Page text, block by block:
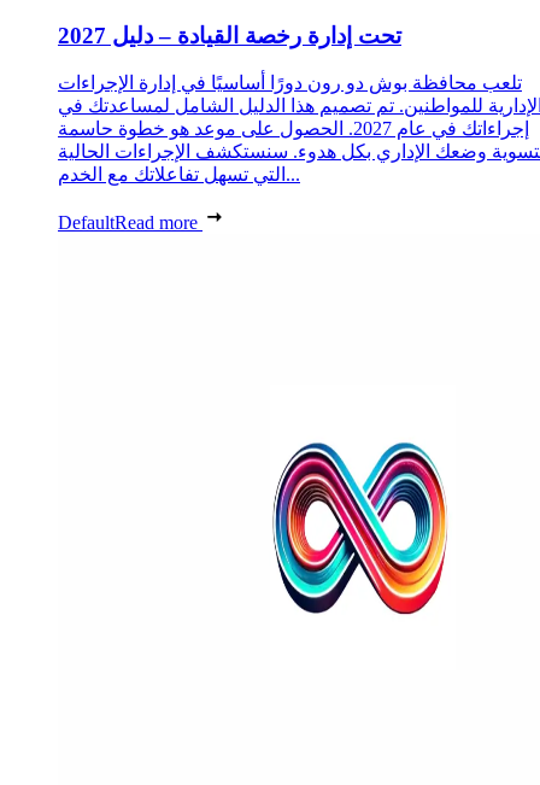
تحت إدارة رخصة القيادة – دليل 2027
تلعب محافظة بوش دو رون دورًا أساسيًا في إدارة الإجراءات
للمواطنين. تم تصميم هذا الدليل الشامل لمساعدتك في
إجراءاتك في عام 2027. الحصول على موعد هو خطوة حاسمة
وضعك الإداري بكل هدوء. سنستكشف الإجراءات الحالية
التي تسهل تفاعلاتك مع الخدم...
DefaultRead more